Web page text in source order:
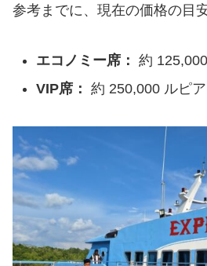
参考までに、現在の価格の目
エコノミー席： 約
VIP席： 約 250,000 ルピア